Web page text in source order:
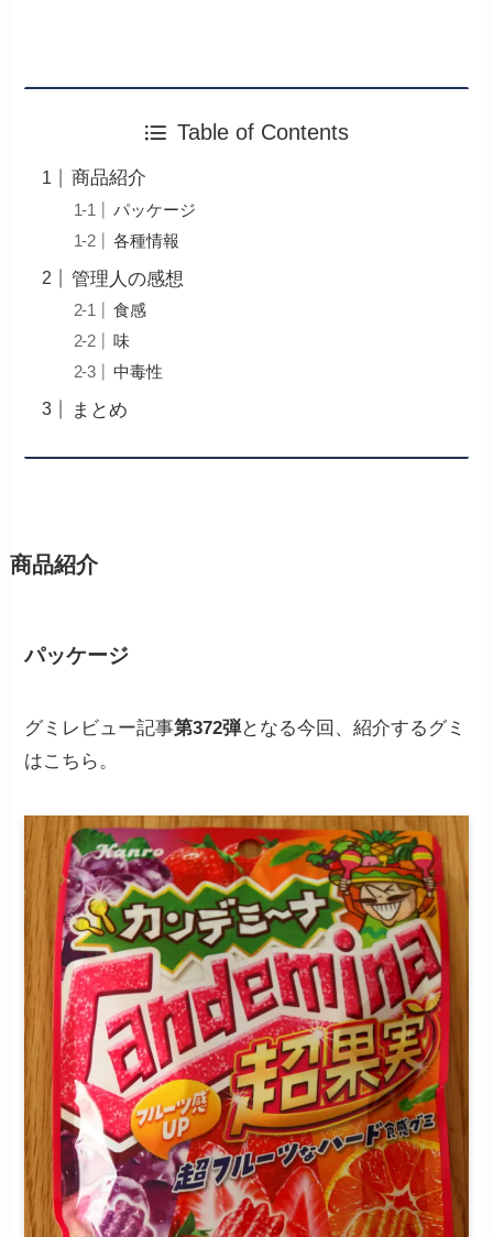
Table of Contents
商品紹介
パッケージ
各種情報
管理人の感想
食感
味
中毒性
まとめ
商品紹介
パッケージ
グミレビュー記事第372弾となる今回、紹介するグミ
はこちら。